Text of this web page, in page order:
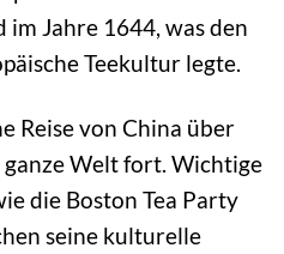
im Jahre 1644, was den
Teekultur legte.
Reise von China über
Welt fort. Wichtige
die Boston Tea Party
seine kulturelle